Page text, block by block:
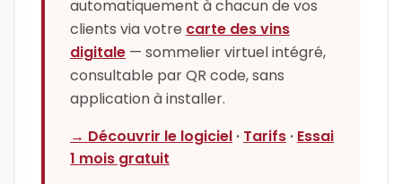
automatiquement à chacun de vos
clients via votre carte des vins
digitale — sommelier virtuel intégré,
consultable par QR code, sans
application à installer.
→ Découvrir le logiciel · Tarifs · Essai
1 mois gratuit